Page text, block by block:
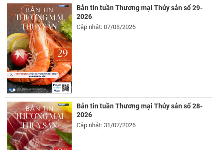
Bản tin tuần Thương mại Thủy sản số 29-
2026
Cập nhật: 07/08/2026
Bản tin tuần Thương mại Thủy sản số 28-
2026
Cập nhật: 31/07/2026